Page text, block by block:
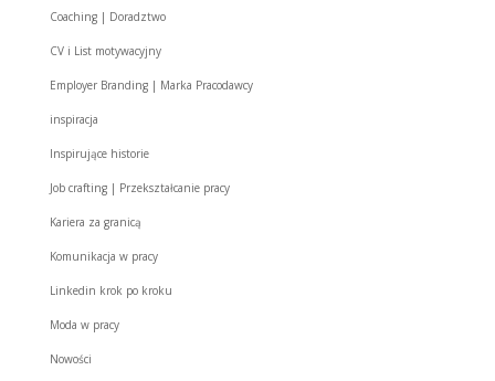
Coaching | Doradztwo
CV i List motywacyjny
Employer Branding | Marka Pracodawcy
inspiracja
Inspirujące historie
Job crafting | Przekształcanie pracy
Kariera za granicą
Komunikacja w pracy
Linkedin krok po kroku
Moda w pracy
Nowości